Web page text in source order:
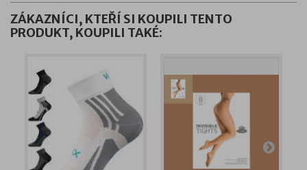
ZÁKAZNÍCI, KTEŘÍ SI KOUPILI TENTO
PRODUKT, KOUPILI TAKÉ: